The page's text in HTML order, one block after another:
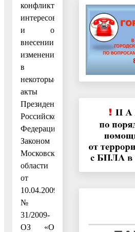
конфликту
интересов,
и о
внесении
изменений
в
некоторые
акты
Президента
Российской
Федерации»,
Законом
Московской
области
от
10.04.2009
№
31/2009-
ОЗ «О